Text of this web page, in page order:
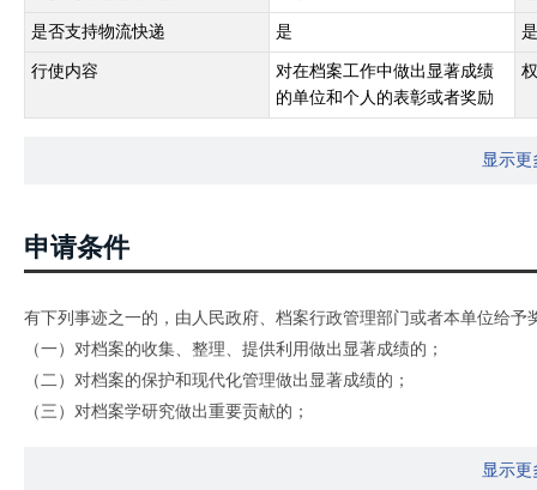
是否支持物流快递 是
行使内容
对在档案工作中做出显著成绩
的单位和个人的表彰或者奖励
显示更
申请条件
有下列事迹之一的，由人民政府、档案行政管理部门或者本单位给予
（一）对档案的收集、整理、提供利用做出显著成绩的；
（二）对档案的保护和现代化管理做出显著成绩的；
（三）对档案学研究做出重要贡献的；
显示更